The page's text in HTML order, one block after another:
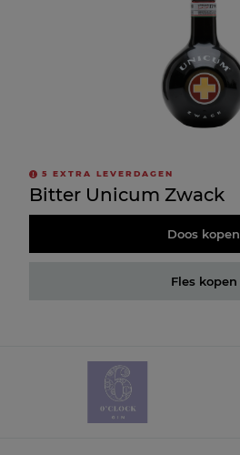
5 EXTRA LEVERDAGEN
Bitter Unicum Zwack
Doos kopen
Fles kopen